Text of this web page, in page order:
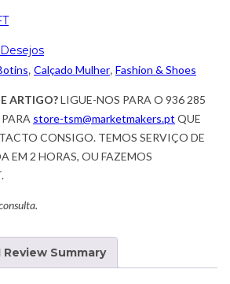
, Calçado Mulher, Fashion & Shoes
ARTIGO?LIGUE-NOS PARA O 936 285
store-tsm@marketmakers.pt QUE
CONSIGO. TEMOS SERVIÇO DE
EM 2 HORAS, OU FAZEMOS
Review Summary